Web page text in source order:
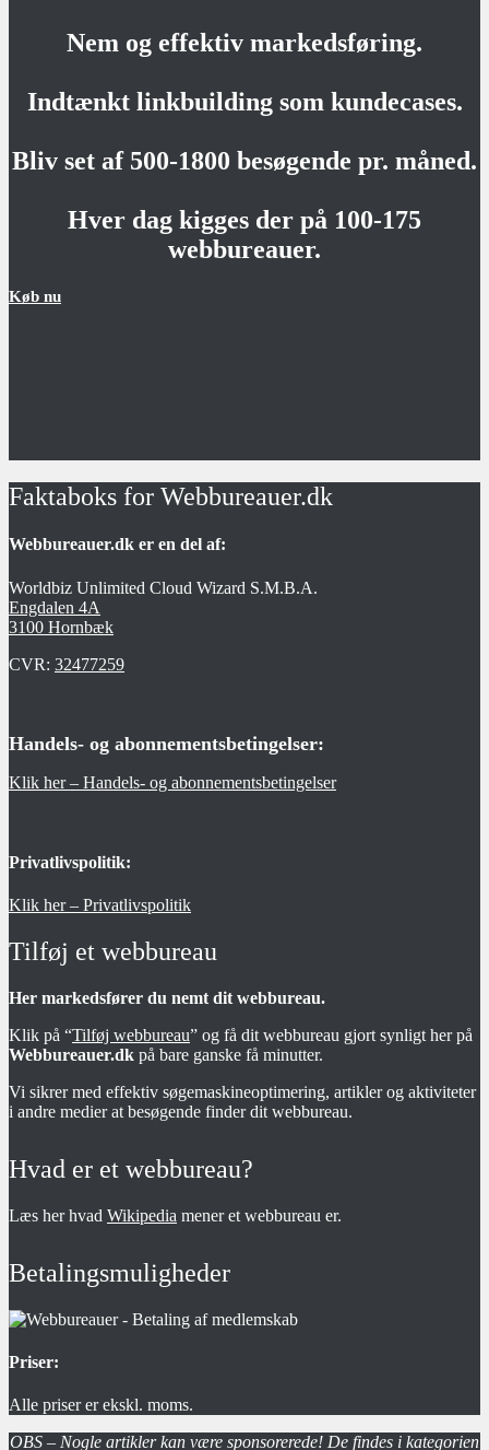
Nem og effektiv markedsføring.
Indtænkt linkbuilding som kundecases.
Bliv set af 500-1800 besøgende pr. måned.
Hver dag kigges der på 100-175
webbureauer.
Køb nu
Faktaboks for Webbureauer.dk
Webbureauer.dk er en del af:
Worldbiz Unlimited Cloud Wizard S.M.B.A.
Engdalen 4A
3100 Hornbæk
CVR: 32477259
Handels- og abonnementsbetingelser:
Klik her – Handels- og abonnementsbetingelser
Privatlivspolitik:
Klik her – Privatlivspolitik
Tilføj et webbureau
Her markedsfører du nemt dit webbureau.
Klik på “Tilføj webbureau” og få dit webbureau gjort synligt her på
Webbureauer.dk på bare ganske få minutter.
Vi sikrer med effektiv søgemaskineoptimering, artikler og aktiviteter
i andre medier at besøgende finder dit webbureau.
Hvad er et webbureau?
Læs her hvad Wikipedia mener et webbureau er.
Betalingsmuligheder
Priser:
Alle priser er ekskl. moms.
OBS – Nogle artikler kan være sponsorerede! De findes i kategorien